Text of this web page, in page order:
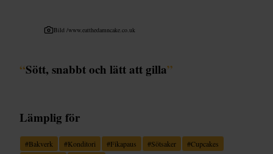
Bild /www.eatthedamncake.co.uk
“Sött, snabbt och lätt att gilla”
Lämplig för
#Bakverk #Konditori #Fikapaus #Sötsaker #Cupcakes